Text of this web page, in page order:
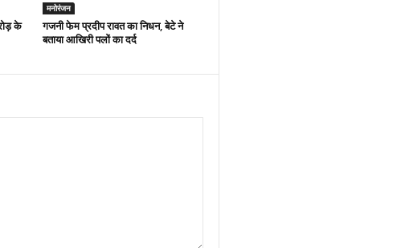
के
मनोरंजन
गजनी फेम प्रदीप रावत का निधन, बेटे ने
बताया आखिरी पलों का दर्द